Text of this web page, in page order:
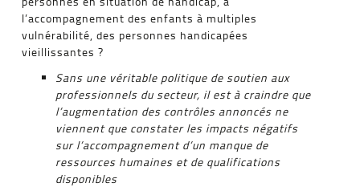
l’accompagnement des enfants à multiples
vulnérabilité, des personnes handicapées
vieillissantes ?
Sans une véritable politique de soutien aux
professionnels du secteur, il est à craindre que
l’augmentation des contrôles annoncés ne
viennent que constater les impacts négatifs
sur l’accompagnement d’un manque de
ressources humaines et de qualifications
disponibles